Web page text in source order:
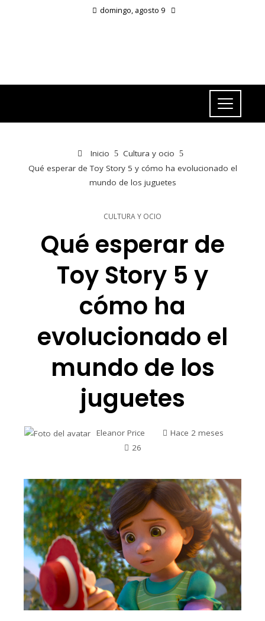
domingo, agosto 9
Inicio
Cultura y ocio
Qué esperar de Toy Story 5 y cómo ha evolucionado el
mundo de los juguetes
CULTURA Y OCIO
Qué esperar de
Toy Story 5 y
cómo ha
evolucionado el
mundo de los
juguetes
Eleanor Price
Hace 2 meses
26